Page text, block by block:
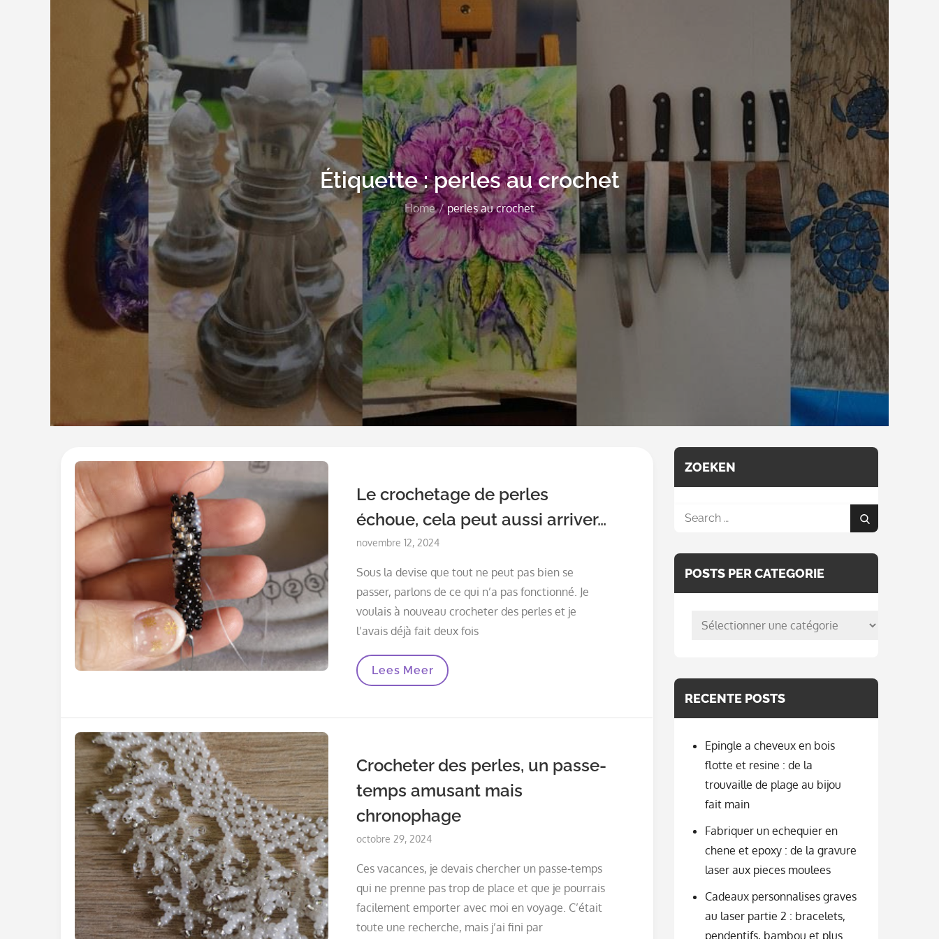
Étiquette :perles au crochet
Home perles au crochet
Le crochetage de perles
échoue, cela peut aussi arriver…
Posted
novembre 12, 2024
Sous la devise que tout ne peut pas bien se
passer, parlons de ce qui n’a pas fonctionné. Je
voulais à nouveau crocheter des perles et je
l’avais déjà fait deux fois
Le
Crochetage
Échoue,
Arriver…
Lees Meer
Crocheter des perles, un passe-
temps amusant mais
chronophage
Posted
octobre 29, 2024
Ces vacances, je devais chercher un passe-temps
qui ne prenne pas trop de place et que je pourrais
facilement emporter avec moi en voyage. C’était
toute une recherche, mais j’ai fini par
ZOEKEN
Search
Search
POSTS PER CATEGORIE
posts
RECENTE POSTS
Epingle a cheveux en bois
flotte et resine : de la
trouvaille de plage au bijou
fait main
Fabriquer un echequier en
chene et epoxy : de la gravure
laser aux pieces moulees
Cadeaux personnalises graves
au laser partie 2 : bracelets,
pendentifs, bambou et plus